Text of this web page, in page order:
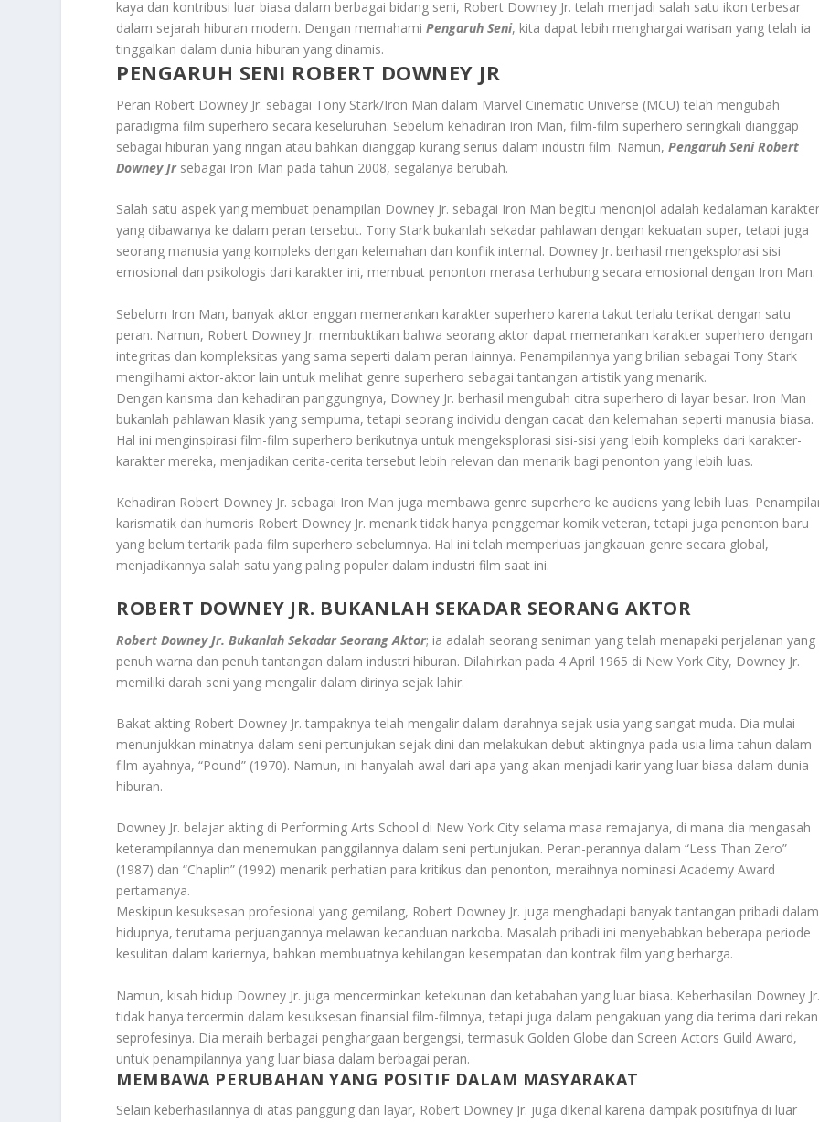
kaya dan kontribusi luar biasa dalam berbagai bidang seni, Robert Downey Jr. telah menjadi salah satu ikon terbesar
dalam sejarah hiburan modern. Dengan memahamiPengaruh Seni, kita dapat lebih menghargai warisan yang telah ia
tinggalkan dalam dunia hiburan yang dinamis.
PENGARUH SENI ROBERT DOWNEY JR
Peran Robert Downey Jr. sebagai Tony Stark/Iron Man dalam Marvel Cinematic Universe (MCU) telah mengubah
paradigma film superhero secara keseluruhan. Sebelum kehadiran Iron Man, film-film superhero seringkali dianggap
sebagai hiburan yang ringan atau bahkan dianggap kurang serius dalam industri film. Namun,Pengaruh Seni Robert
Downey Jrsebagai Iron Man pada tahun 2008, segalanya berubah.
Salah satu aspek yang membuat penampilan Downey Jr. sebagai Iron Man begitu menonjol adalah kedalaman
yang dibawanya ke dalam peran tersebut. Tony Stark bukanlah sekadar pahlawan dengan kekuatan super, tetapi juga
seorang manusia yang kompleks dengan kelemahan dan konflik internal. Downey Jr. berhasil mengeksplorasi sisi
emosional dan psikologis dari karakter ini, membuat penonton merasa terhubung secara emosional dengan Iron Man.
Sebelum Iron Man, banyak aktor enggan memerankan karakter superhero karena takut terlalu terikat dengan satu
peran. Namun, Robert Downey Jr. membuktikan bahwa seorang aktor dapat memerankan karakter superhero dengan
integritas dan kompleksitas yang sama seperti dalam peran lainnya. Penampilannya yang brilian sebagai Tony Stark
mengilhami aktor-aktor lain untuk melihat genre superhero sebagai tantangan artistik yang menarik.
Dengan karisma dan kehadiran panggungnya, Downey Jr. berhasil mengubah citra superhero di layar besar. Iron Man
bukanlah pahlawan klasik yang sempurna, tetapi seorang individu dengan cacat dan kelemahan seperti manusia biasa.
Hal ini menginspirasi film-film superhero berikutnya untuk mengeksplorasi sisi-sisi yang lebih kompleks dari karakter-
karakter mereka, menjadikan cerita-cerita tersebut lebih relevan dan menarik bagi penonton yang lebih luas.
Kehadiran Robert Downey Jr. sebagai Iron Man juga membawa genre superhero ke audiens yang lebih luas.
karismatik dan humoris Robert Downey Jr. menarik tidak hanya penggemar komik veteran, tetapi juga penonton baru
yang belum tertarik pada film superhero sebelumnya. Hal ini telah memperluas jangkauan genre secara global,
menjadikannya salah satu yang paling populer dalam industri film saat ini.
ROBERT DOWNEY JR. BUKANLAH SEKADAR SEORANG AKTOR
Robert Downey Jr. Bukanlah Sekadar Seorang Aktor; ia adalah seorang seniman yang telah menapaki perjalanan yang
penuh warna dan penuh tantangan dalam industri hiburan. Dilahirkan pada 4 April 1965 di New York City, Downey Jr.
memiliki darah seni yang mengalir dalam dirinya sejak lahir.
Bakat akting Robert Downey Jr. tampaknya telah mengalir dalam darahnya sejak usia yang sangat muda. Dia mulai
menunjukkan minatnya dalam seni pertunjukan sejak dini dan melakukan debut aktingnya pada usia lima tahun dalam
film ayahnya, “Pound” (1970). Namun, ini hanyalah awal dari apa yang akan menjadi karir yang luar biasa dalam dunia
hiburan.
Downey Jr. belajar akting di Performing Arts School di New York City selama masa remajanya, di mana dia mengasah
keterampilannya dan menemukan panggilannya dalam seni pertunjukan. Peran-perannya dalam “Less Than Zero”
(1987) dan “Chaplin” (1992) menarik perhatian para kritikus dan penonton, meraihnya nominasi Academy Award
pertamanya.
Meskipun kesuksesan profesional yang gemilang, Robert Downey Jr. juga menghadapi banyak tantangan pribadi dalam
hidupnya, terutama perjuangannya melawan kecanduan narkoba. Masalah pribadi ini menyebabkan beberapa periode
kesulitan dalam kariernya, bahkan membuatnya kehilangan kesempatan dan kontrak film yang berharga.
Namun, kisah hidup Downey Jr. juga mencerminkan ketekunan dan ketabahan yang luar biasa. Keberhasilan Downey
tidak hanya tercermin dalam kesuksesan finansial film-filmnya, tetapi juga dalam pengakuan yang dia terima dari rekan
seprofesinya. Dia meraih berbagai penghargaan bergengsi, termasuk Golden Globe dan Screen Actors Guild Award,
untuk penampilannya yang luar biasa dalam berbagai peran.
MEMBAWA PERUBAHAN YANG POSITIF DALAM MASYARAKAT
Selain keberhasilannya di atas panggung dan layar, Robert Downey Jr. juga dikenal karena dampak positifnya di luar